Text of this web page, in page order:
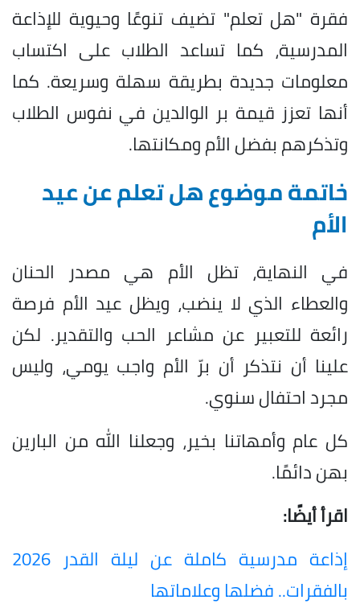
فقرة "هل تعلم" تضيف تنوعًا وحيوية للإذاعة
المدرسية، كما تساعد الطلاب على اكتساب
معلومات جديدة بطريقة سهلة وسريعة. كما
أنها تعزز قيمة بر الوالدين في نفوس الطلاب
وتذكرهم بفضل الأم ومكانتها.
خاتمة موضوع هل تعلم عن عيد
الأم
في النهاية، تظل الأم هي مصدر الحنان
والعطاء الذي لا ينضب، ويظل عيد الأم فرصة
رائعة للتعبير عن مشاعر الحب والتقدير. لكن
علينا أن نتذكر أن برّ الأم واجب يومي، وليس
مجرد احتفال سنوي.
كل عام وأمهاتنا بخير، وجعلنا الله من البارين
بهن دائمًا.
اقرأ أيضًا:
إذاعة مدرسية كاملة عن ليلة القدر 2026
بالفقرات.. فضلها وعلاماتها